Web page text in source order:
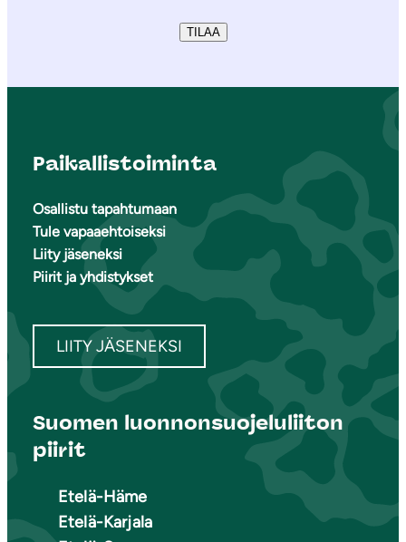
TILAA
Paikallistoiminta
Osallistu tapahtumaan
Tule vapaaehtoiseksi
Liity jäseneksi
Piirit ja yhdistykset
LIITY JÄSENEKSI
Suomen luonnonsuojeluliiton
piirit
Etelä-Häme
Etelä-Karjala